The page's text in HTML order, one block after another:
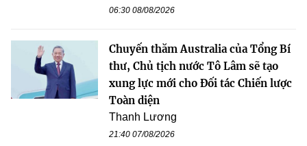
06:30 08/08/2026
Chuyến thăm Australia của Tổng Bí
thư, Chủ tịch nước Tô Lâm sẽ tạo
xung lực mới cho Đối tác Chiến lược
Toàn diện
Thanh Lương
21:40 07/08/2026